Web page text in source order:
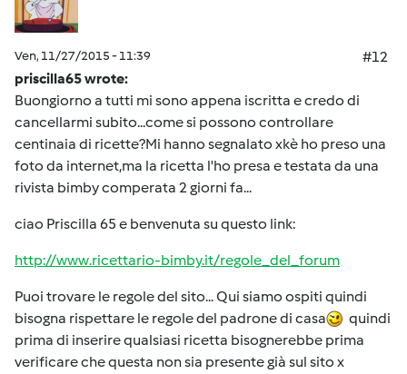
Ven, 11/27/2015 - 11:39
#12
priscilla65 wrote:
Buongiorno a tutti mi sono appena iscritta e credo di
cancellarmi subito...come si possono controllare
centinaia di ricette?Mi hanno segnalato xkè ho preso una
foto da internet,ma la ricetta l'ho presa e testata da una
rivista bimby comperata 2 giorni fa...
ciao Priscilla 65 e benvenuta su questo link:
http://www.ricettario-bimby.it/regole_del_forum
Puoi trovare le regole del sito... Qui siamo ospiti quindi
bisogna rispettare le regole del padrone di casa
quindi
prima di inserire qualsiasi ricetta bisognerebbe prima
verificare che questa non sia presente già sul sito x